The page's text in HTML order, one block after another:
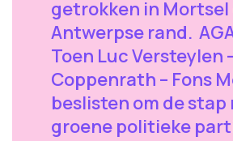
getrokken in Mortsel
Antwerpse rand.
Toen Luc Versteylen
Coppenrath – Fons
beslisten om de stap
groene politieke